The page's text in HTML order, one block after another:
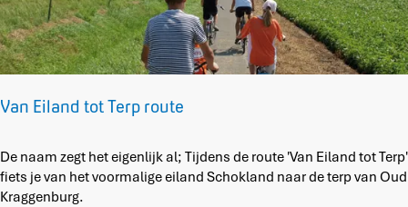
o
d
e
m
Van Eiland tot Terp route
V
a
n
De naam zegt het eigenlijk al; Tijdens de route 'Van Eiland tot Terp'
fiets je van het voormalige eiland Schokland naar de terp van Oud
Kraggenburg.